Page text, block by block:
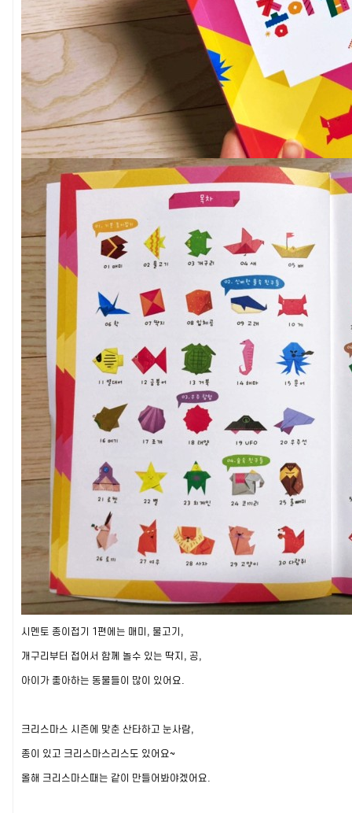
시멘토 종이접기 1편에는 매미, 물고기,
개구리부터 접어서 함께 놀수 있는 딱지, 공,
아이가 좋아하는 동물들이 많이 있어요.
크리스마스 시즌에 맞춘 산타하고 눈사람,
종이 있고 크리스마스리스도 있어요~
올해 크리스마스때는 같이 만들어봐야겠어요.